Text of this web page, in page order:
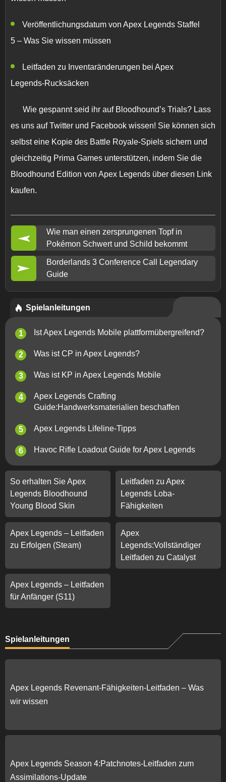
Veröffentlichungsdatum von Apex Legends Staffel
5 – Was Sie wissen müssen
Leitfaden zu Inventaränderungen bei Apex
Legends-Rucksäcken
Wie gespannt seid ihr auf Bloodhound’s Trials? Lass
es uns auf Twitter und Facebook wissen! Sie können sich
selbst eine Kopie des Battle Royale-Spiels sichern und
gleichzeitig Prima Games unterstützen, indem Sie die
Bloodhound Edition von Apex Legends über diesen Link
kaufen.
Wie man einen zersprungenen Topf in
Pokémon Schwert und Schild bekommt
Borderlands 3 Conference Call Legendary
Guide
Spielanleitungen
Ist Apex Legends Mobile plattformübergreifend?
Was ist CP in Apex Legends?
Was ist KP in Apex Legends Mobile
Apex Legends Crafting
Guide:Handwerksmaterialien beschaffen
Apex Legends Lifeline-Tipps
Havoc Rifle Loadout Guide for Apex Legends
So erhalten Sie Apex
Legends Bloodhound
Young Blood Skin
Leitfaden zu Apex
Legends Loba-
Fähigkeiten
Apex Legends – Leitfaden
zu Erfolgen (Steam)
Apex
Legends:Vollständiger
Leitfaden zu Catalyst
Apex Legends – Leitfaden
für Anfänger (S11)
Spielanleitungen
Apex Legends Revenant-Fähigkeiten-Leitfaden – Was
wir wissen
Apex Legends Season 4:Patchnotes-Leitfaden zum
Assimilations-Update